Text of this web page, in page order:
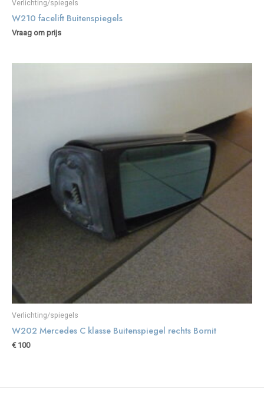
Verlichting/spiegels
W210 facelift Buitenspiegels
Vraag om prijs
Verlichting/spiegels
W202 Mercedes C klasse Buitenspiegel rechts Bornit
€100